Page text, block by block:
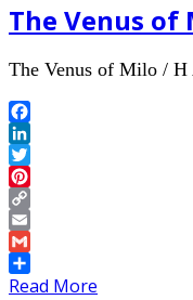
The Venus
The Venus of Milo / Η
Facebook
LinkedIn
Twitter
Pinterest
Copy
Link
Email
Gmail
Share
Read More